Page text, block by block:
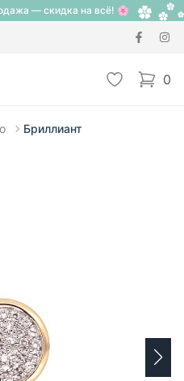
— скидка на всё! 🌸
Избранное
0
items
Бриллиант